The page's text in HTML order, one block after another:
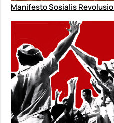
Manifesto Sosialis